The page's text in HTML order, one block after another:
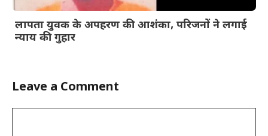
लापता युवक के अपहरण की आशंका, परिजनों ने लगाई
न्याय की गुहार
Leave a Comment